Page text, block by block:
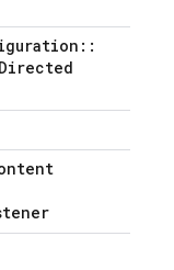
::
Directed